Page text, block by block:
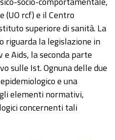
(UO rcf) e il Centro
superiore di sanità. La
riguarda la legislazione in
Aids, la seconda parte
sulle Ist. Ognuna delle due
e una
elementi normativi,
concernenti tali